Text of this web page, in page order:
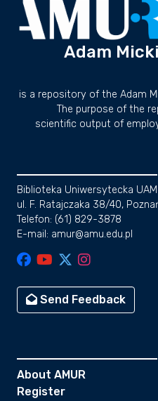
Adam
is a repository of the Adam
The purpose of the
scientific output of
Biblioteka Uniwersytecka UAM
ul. F. Ratajczaka 38/40,
Telefon: (61) 829-3878
E-mail: amur@amu.edu.pl
Send Feedback
About AMUR
Register